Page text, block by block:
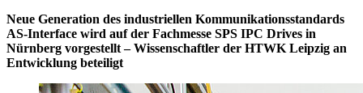
Neue Generation des industriellen Kommunikationsstandards
AS-Interface wird auf der Fachmesse SPS IPC Drives in
Nürnberg vorgestellt – Wissenschaftler der HTWK Leipzig an
Entwicklung beteiligt